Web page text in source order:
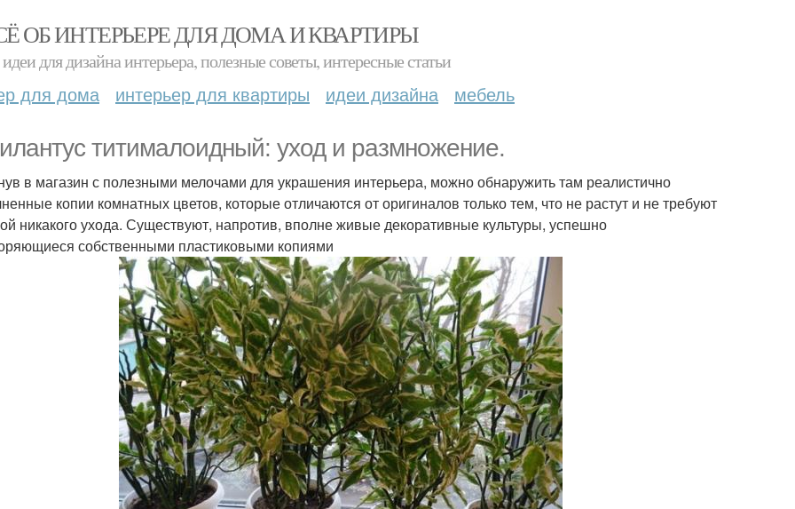
ОБ ИНТЕРЬЕРЕ ДЛЯ ДОМА И КВАРТИРЫ
для дизайна интерьера, полезные советы, интересные статьи
для дома интерьер для квартиры идеи дизайна мебель
титималоидный: уход и размножение.
в магазин с полезными мелочами для украшения интерьера, можно обнаружить там реалистично
копии комнатных цветов, которые отличаются от оригиналов только тем, что не растут и не требуют
никакого ухода. Существуют, напротив, вполне живые декоративные культуры, успешно
собственными пластиковыми копиями